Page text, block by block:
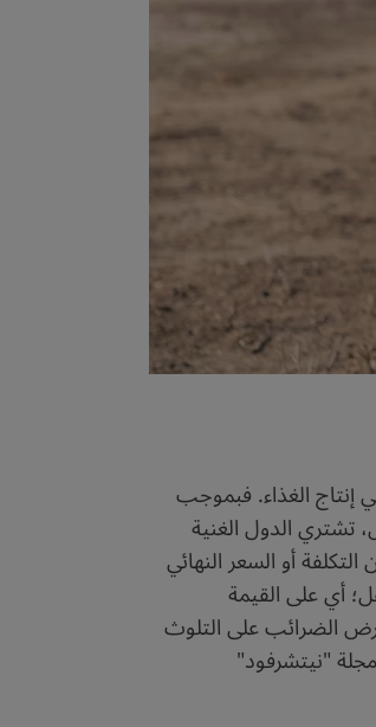
إنتاج الغذاء. فبموجب
تشتري الدول الغنية
أو السعر النهائي
أي على القيمة
الضرائب على التلوث
"نيتشرفود"